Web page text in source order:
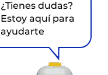
¿Tienes dudas?
Estoy aquí para
ayudarte